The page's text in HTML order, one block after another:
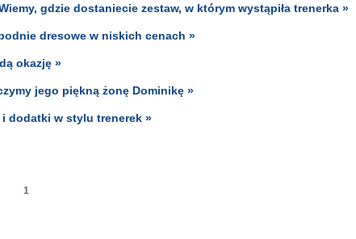
gdzie dostaniecie zestaw, w którym wystąpiła trenerka »
dresowe w niskich cenach »
okazję »
jego piękną żonę Dominikę »
dodatki w stylu trenerek »
1